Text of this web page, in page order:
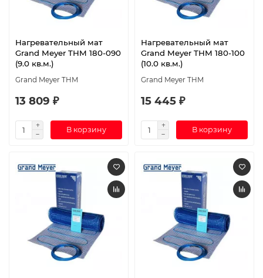
Нагревательный мат
Grand Meyer THM 180-090
(9.0 кв.м.)
Grand Meyer THM
13 809 ₽
В корзину
Нагревательный мат
Grand Meyer THM 180-100
(10.0 кв.м.)
Grand Meyer THM
15 445 ₽
В корзину